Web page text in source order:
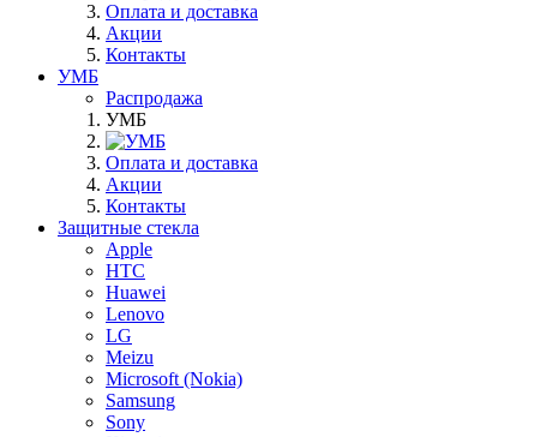
Оплата и доставка
Акции
Контакты
УМБ
Распродажа
УМБ
Оплата и доставка
Акции
Контакты
Защитные стекла
Apple
HTC
Huawei
Lenovo
LG
Meizu
Microsoft (Nokia)
Samsung
Sony